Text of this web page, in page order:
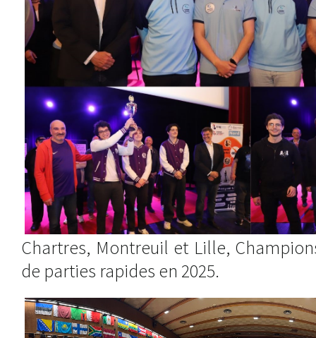
Chartres, Montreuil et Lille,
de parties rapides en 2025.